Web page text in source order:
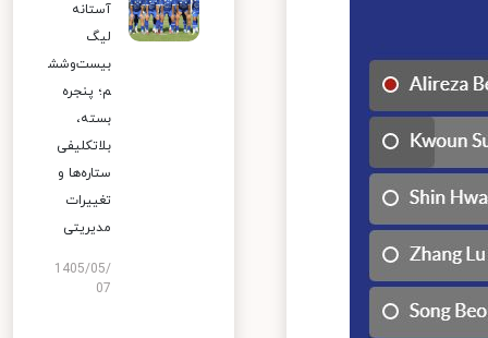
آستانه
لیگ
بیست‌وشش
م؛ پنجره
بسته،
بلاتکلیفی
ستاره‌ها و
تغییرات
مدیریتی
1405/05/
07